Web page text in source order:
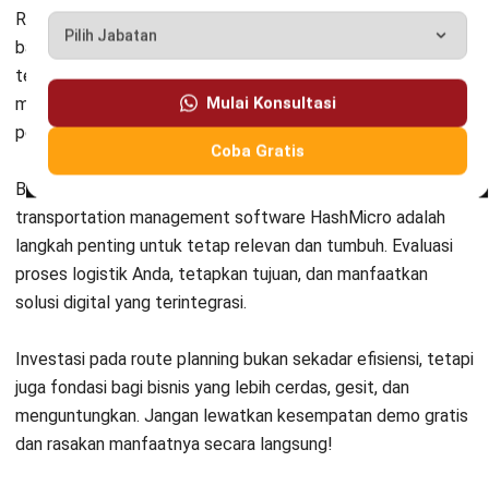
TRANSPORT MANAGEMENT
untuk Optimasi Rute Logistik
Jonathan Kurniawan
TRANSPORT MANAGEMENT
Driver Scoring: Tingkatkan Kinerja